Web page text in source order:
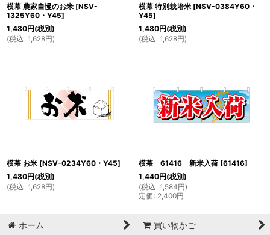
横幕 農家自慢のお米 [NSV-
1325Y60・Y45]
1,480円(税別)
(税込 : 1,628円)
横幕 特別栽培米 [NSV-0384Y60・
Y45]
1,480円(税別)
(税込 : 1,628円)
横幕 お米 [NSV-0234Y60・Y45]
1,480円(税別)
(税込 : 1,628円)
横幕 61416 新米入荷 [61416]
1,440円(税別)
(税込 : 1,584円)
定価 : 2,400円
ホーム 買い物かご